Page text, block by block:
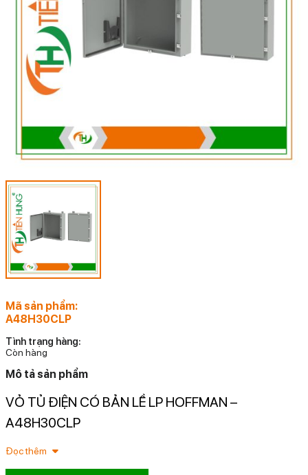
Mã sản phẩm:
A48H30CLP
Tình trạng hàng:
Còn hàng
Mô tả sản phẩm
VỎ TỦ ĐIỆN CÓ BẢN LỀ LP HOFFMAN –
A48H30CLP
Đọc thêm